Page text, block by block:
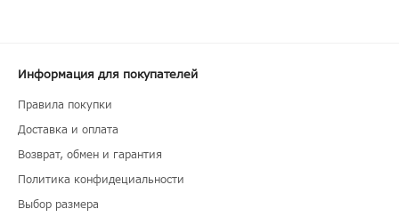
Информация для покупателей
Правила покупки
Доставка и оплата
Возврат, обмен и гарантия
Политика конфидециальности
Выбор размера